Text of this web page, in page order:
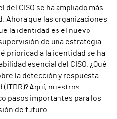
del CISO se ha ampliado más
Ahora que las organizaciones
la identidad es el nuevo
de una estrategia
prioridad a la identidad se ha
esencial del CISO. ¿Qué
la detección y respuesta
Aquí, nuestros
pasos importantes para los
de futuro.